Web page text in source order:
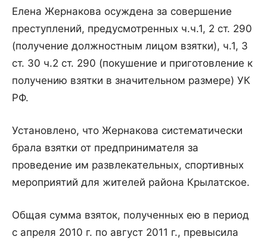
Елена Жернакова осуждена за совершение
преступлений, предусмотренных ч.ч.1, 2 ст. 290
(получение должностным лицом взятки), ч.1, 3
ст. 30 ч.2 ст. 290 (покушение и приготовление к
получению взятки в значительном размере) УК
РФ.
Установлено, что Жернакова систематически
брала взятки от предпринимателя за
проведение им развлекательных, спортивных
мероприятий для жителей района Крылатское.
Общая сумма взяток, полученных ею в период
с апреля 2010 г. по август 2011 г., превысила